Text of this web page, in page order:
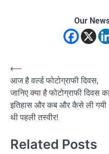
Our
Post
navigation
⟵
आज है वर्ल्ड फोटोग्राफी दिवस,
जानिए क्या है फोटोग्राफी दिवस
इतिहास और कब और कैसे ली गयी
थी पहली तस्वीर!
Related Posts